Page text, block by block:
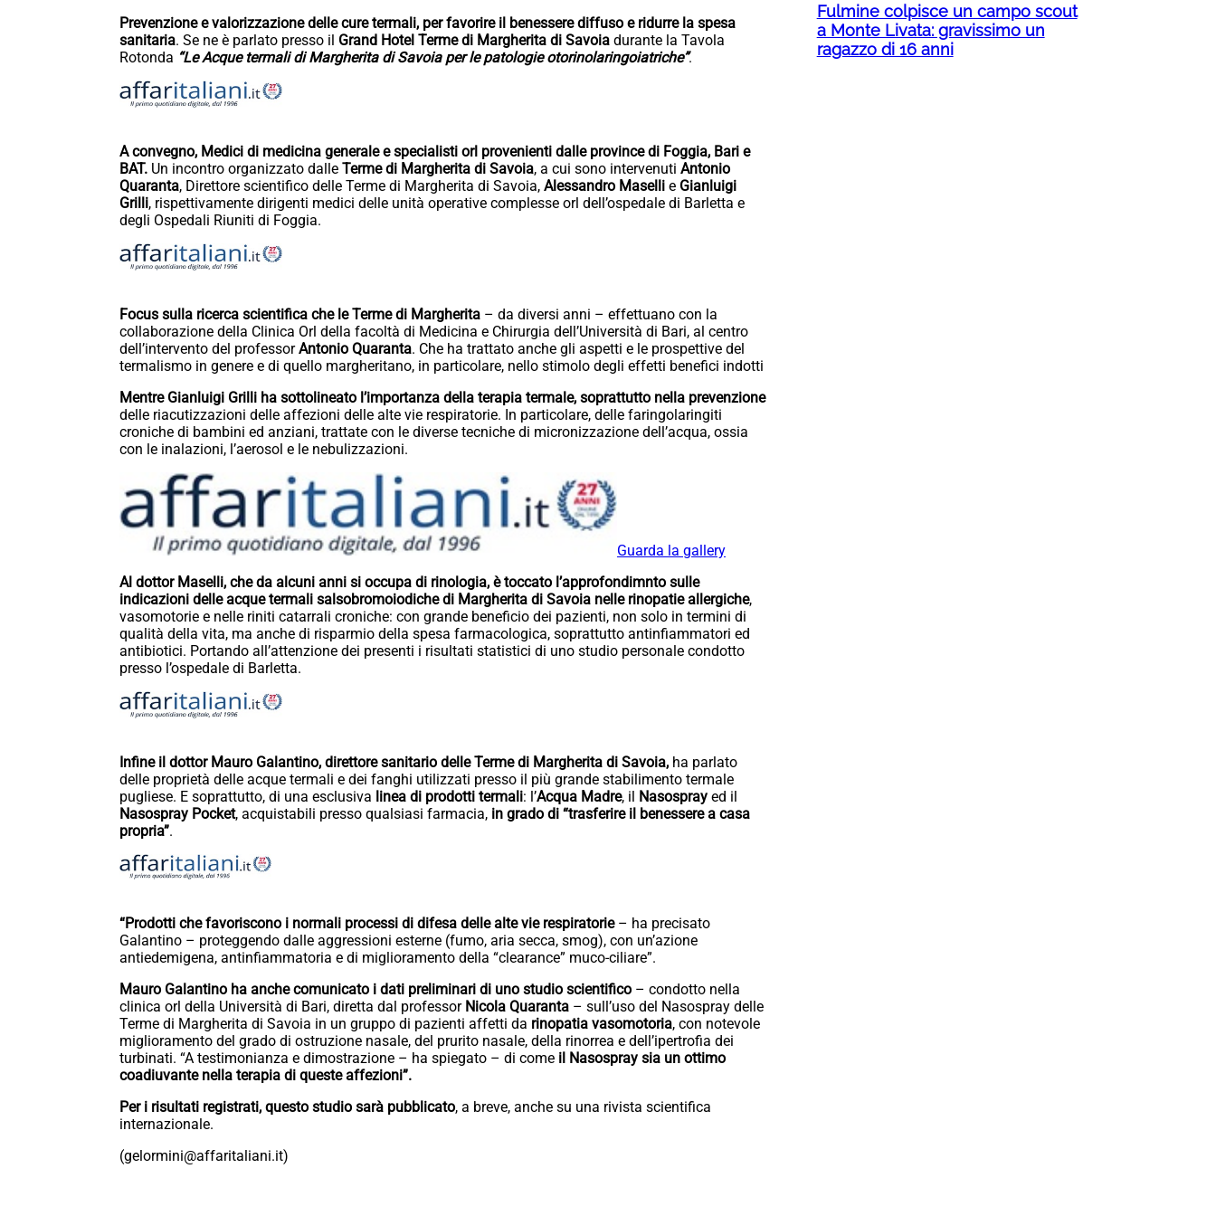
Prevenzione e valorizzazione delle cure termali, per favorire il benessere diffuso e ridurre la spesa
sanitaria. Se ne è parlato presso il Grand Hotel Terme di Margherita di Savoia durante la Tavola
Rotonda “Le Acque termali di Margherita di Savoia per le patologie otorinolaringoiatriche”.
A convegno, Medici di medicina generale e specialisti orl provenienti dalle province di Foggia, Bari e
BAT. Un incontro organizzato dalle Terme di Margherita di Savoia, a cui sono intervenuti Antonio
Quaranta, Direttore scientifico delle Terme di Margherita di Savoia, Alessandro Maselli e Gianluigi
Grilli, rispettivamente dirigenti medici delle unità operative complesse orl dell’ospedale di Barletta e
degli Ospedali Riuniti di Foggia.
Focus sulla ricerca scientifica che le Terme di Margherita – da diversi anni – effettuano con la
collaborazione della Clinica Orl della facoltà di Medicina e Chirurgia dell’Università di Bari, al centro
dell’intervento del professorAntonio Quaranta. Che ha trattato anche gli aspetti e le prospettive del
termalismo in genere e di quello margheritano, in particolare, nello stimolo degli effetti benefici indotti
Mentre Gianluigi Grilli ha sottolineato l’importanza della terapia termale, soprattutto nella prevenzione
delle riacutizzazioni delle affezioni delle alte vie respiratorie. In particolare, delle faringolaringiti
croniche di bambini ed anziani, trattate con le diverse tecniche di micronizzazione dell’acqua, ossia
con le inalazioni, l’aerosol e le nebulizzazioni.
Guarda la gallery
Al dottor Maselli, che da alcuni anni si occupa di rinologia, è toccato l’approfondimnto sulle
indicazioni delle acque termali salsobromoiodiche di Margherita di Savoia nelle rinopatie allergiche,
vasomotorie e nelle riniti catarrali croniche: con grande beneficio dei pazienti, non solo in termini di
qualità della vita, ma anche di risparmio della spesa farmacologica, soprattutto antinfiammatori ed
antibiotici. Portando all’attenzione dei presenti i risultati statistici di uno studio personale condotto
presso l’ospedale di Barletta.
Infine il dottor Mauro Galantino, direttore sanitario delle Terme di Margherita di Savoia, ha parlato
delle proprietà delle acque termali e dei fanghi utilizzati presso il più grande stabilimento termale
pugliese. E soprattutto, di una esclusiva linea di prodotti termali: l’Acqua Madre, il Nasospray ed il
Nasospray Pocket, acquistabili presso qualsiasi farmacia, in grado di “trasferire il benessere a casa
propria”.
“Prodotti che favoriscono i normali processi di difesa delle alte vie respiratorie– ha precisato
Galantino – proteggendo dalle aggressioni esterne (fumo, aria secca, smog), con un’azione
antiedemigena, antinfiammatoria e di miglioramento della “clearance” muco-ciliare”.
Mauro Galantino ha anche comunicato i dati preliminari di uno studio scientifico – condotto nella
clinica orl della Università di Bari, diretta dal professor Nicola Quaranta – sull’uso del Nasospray delle
Terme di Margherita di Savoia in un gruppo di pazienti affetti da rinopatia vasomotoria, con notevole
miglioramento del grado di ostruzione nasale, del prurito nasale, della rinorrea e dell’ipertrofia dei
turbinati. “A testimonianza e dimostrazione – ha spiegato – di come il Nasospray sia un ottimo
coadiuvante nella terapia di queste affezioni”.
Per i risultati registrati, questo studio sarà pubblicato, a breve, anche su una rivista scientifica
internazionale.
(gelormini@affaritaliani.it)
Fulmine colpisce un campo scout
a Monte Livata: gravissimo un
ragazzo di 16 anni